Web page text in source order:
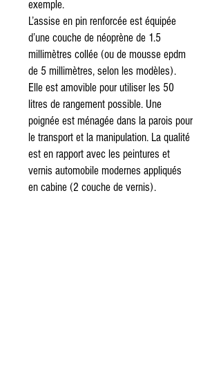
exemple.
L’assise en pin renforcée est équipée
d’une couche de néoprène de 1.5
millimètres collée (ou de mousse epdm
de 5 millimètres, selon les modèles).
Elle est amovible pour utiliser les 50
litres de rangement possible. Une
poignée est ménagée dans la parois pour
le transport et la manipulation. La qualité
est en rapport avec les peintures et
vernis automobile modernes appliqués
en cabine (2 couche de vernis).